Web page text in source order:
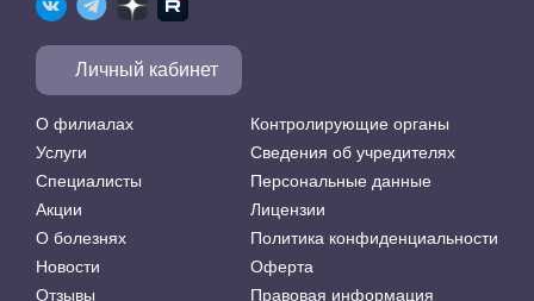
О филиалах
Услуги
Специалисты
Акции
О болезнях
Новости
Отзывы
Контролирующие органы
Сведения об учредителях
Персональные данные
Лицензии
Политика конфиденциальности
Оферта
Правовая информация
Личный кабинет